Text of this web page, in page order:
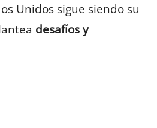
Unidos sigue siendo su
desafíos y